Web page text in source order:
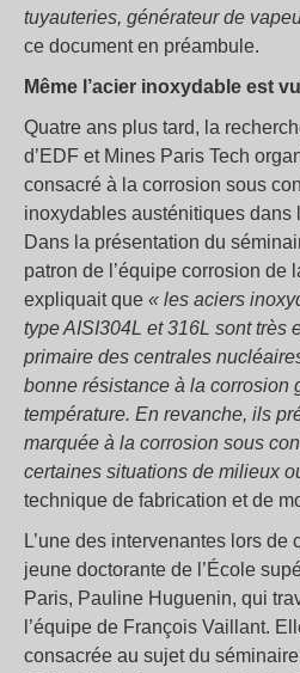
tuyauteries, générateur de
ce document en préambule.
Même l’acier inoxydable est
Quatre ans plus tard, la
d’EDF et Mines Paris Tech
consacré à la corrosion sous
inoxydables austénitiques dans
Dans la présentation du
patron de l’équipe corrosion de
expliquait que « les aciers
type AISI304L et 316L sont très
primaire des centrales
bonne résistance à la corrosion
température. En revanche, ils
marquée à la corrosion sous
certaines situations de milieux
technique de fabrication et de
L’une des intervenantes lors de
jeune doctorante de l’École
Paris, Pauline Huguenin, qui
l’équipe de François Vaillant.
consacrée au sujet du